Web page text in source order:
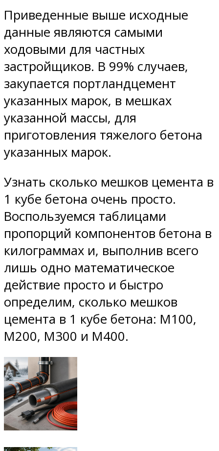
Приведенные выше исходные
данные являются самыми
ходовыми для частных
застройщиков. В 99% случаев,
закупается портландцемент
указанных марок, в мешках
указанной массы, для
приготовления тяжелого бетона
указанных марок.
Узнать сколько мешков цемента в
1 кубе бетона очень просто.
Воспользуемся таблицами
пропорций компонентов бетона в
килограммах и, выполнив всего
лишь одно математическое
действие просто и быстро
определим, сколько мешков
цемента в 1 кубе бетона: М100,
М200, М300 и М400.